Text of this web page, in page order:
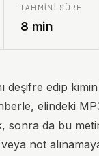
TAHMINI SÜRE
8 min
deşifre edip
elindeki
sonra da bu
veya not